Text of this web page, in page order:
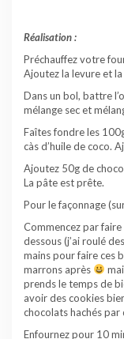
Réalisation :
Préchauffez votre
Ajoutez la levure et
Dans un bol, battre
mélange sec et
Faîtes fondre les
càs d’huile de coco.
Ajoutez 50g de
La pâte est prête.
Pour le façonnage
Commencez par
dessous (j’ai roulé
mains pour faire ces
marrons après
prends le temps de
avoir des cookies
chocolats hachés par
Enfournez pour 10